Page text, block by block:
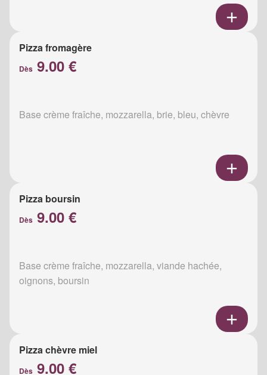
Pizza fromagère
Dès 9.00 €
Base crème fraîche, mozzarella, brie, bleu, chèvre
Pizza boursin
Dès 9.00 €
Base crème fraîche, mozzarella, viande hachée,
oignons, boursin
Pizza chèvre miel
Dès 9.00 €